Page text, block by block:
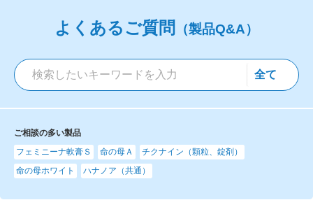
よくあるご質問 （製品Q&A）
ご相談の多い製品
フェミニーナ軟膏Ｓ
命の母Ａ
チクナイン（顆粒、錠剤）
命の母ホワイト
ハナノア（共通）